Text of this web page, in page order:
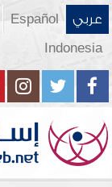
عربي Español
Indonesia